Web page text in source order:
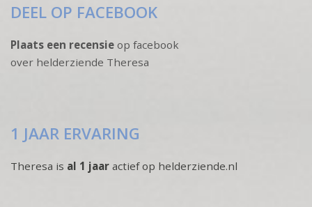
DEEL OP FACEBOOK
Plaats een recensie op facebook
over helderziende Theresa
1 JAAR ERVARING
Theresa is al 1 jaar actief op helderziende.nl